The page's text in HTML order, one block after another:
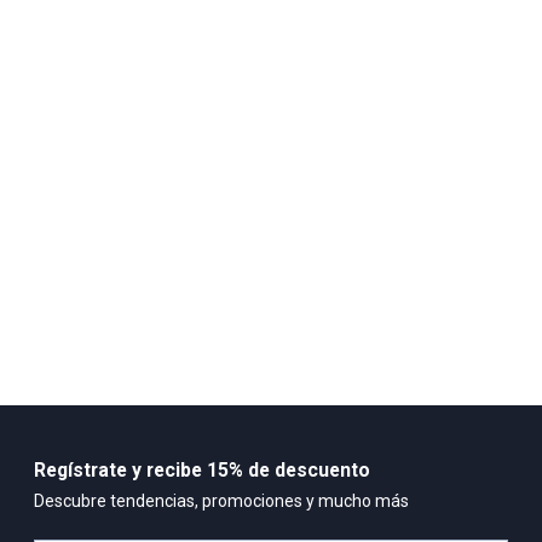
Regístrate y recibe 15% de descuento
Descubre tendencias, promociones y mucho más